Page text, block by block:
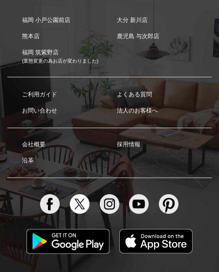
福岡 小戸公園前店 大分 新川店
熊本店 鹿児島 与次郎店
福岡 筑紫野店
(業態変更の為お店が変わりました)
ご利用ガイド よくある質問
お問い合わせ 法人のお客様へ
会社概要 採用情報
沿革